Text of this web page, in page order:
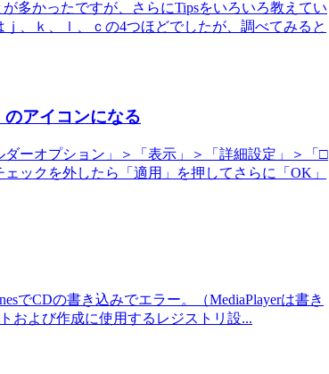
多かったですが、さらにTipsをいろいろ教えてい
、ｋ、ｌ、ｃの4つほどでしたが、調べてみると
アイコンになる
ーオプション」＞「表示」＞「詳細設定」＞「□
ックを外したら「適用」を押してさらに「OK」
でCDの書き込みでエラー。（MediaPlayerは書き
および作成に使用するレジストリ設...